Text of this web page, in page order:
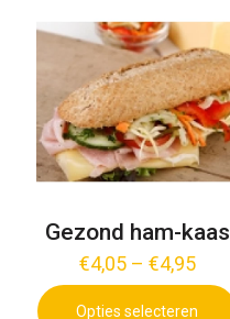
Gezond ham-kaas
€4,05– €4,95
Opties selecteren